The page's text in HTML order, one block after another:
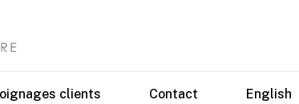
clients Contact English